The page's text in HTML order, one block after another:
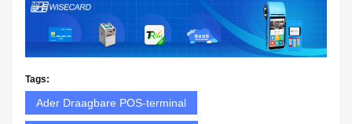
Tags:
Ader Draagbare POS-terminal